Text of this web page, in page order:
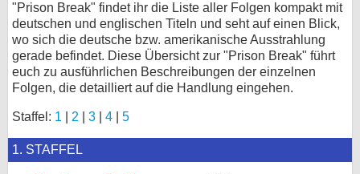
"Prison Break" findet ihr die Liste aller Folgen kompakt mit
deutschen und englischen Titeln und seht auf einen Blick,
wo sich die deutsche bzw. amerikanische Ausstrahlung
gerade befindet. Diese Übersicht zur "Prison Break" führt
euch zu ausführlichen Beschreibungen der einzelnen
Folgen, die detailliert auf die Handlung eingehen.
Staffel: 1 2 3 4 5
1. STAFFEL
Specials
SERVICE
Gewinnspiele
bei X